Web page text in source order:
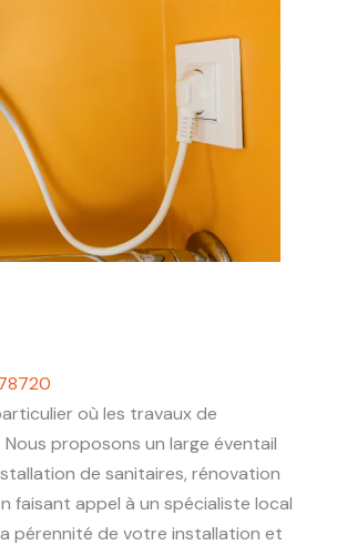
où les travaux de
proposons un large éventail
de sanitaires, rénovation
faisant appel à un spécialiste local
pérennité de votre installation et